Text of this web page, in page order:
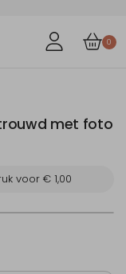
0
met foto
voor € 1,00